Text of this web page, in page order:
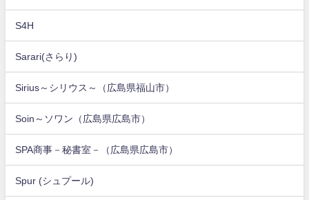
S4H
Sarari(さらり)
Sirius～シリウス～（広島県福山市）
Soin～ソワン（広島県広島市）
SPA商事－秘書室－（広島県広島市）
Spur (シュプール)